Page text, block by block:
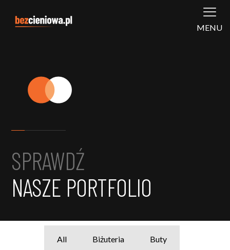
MENU
SPRAWDŹ
NASZE PORTFOLIO
All Biżuteria Buty